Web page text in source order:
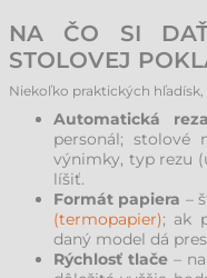
NA ČO SI
STOLOVEJ
Niekoľko praktických
Automatická
personál; stolové
výnimky, typ rezu
líšiť.
Formát papiera –
(termopapier); ak
daný model dá
Rýchlosť tlače –